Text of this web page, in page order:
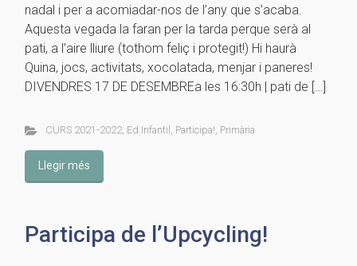
nadal i per a acomiadar-nos de l’any que s’acaba.
Aquesta vegada la faran per la tarda perque serà al
pati, a l’aire lliure (tothom feliç i protegit!) Hi haurà
Quina, jocs, activitats, xocolatada, menjar i paneres!
DIVENDRES 17 DE DESEMBREa les 16:30h | pati de […]
CURS 2021-2022, Ed.Infantil , Participa!, Primària
Llegir més
Participa de l’Upcycling!